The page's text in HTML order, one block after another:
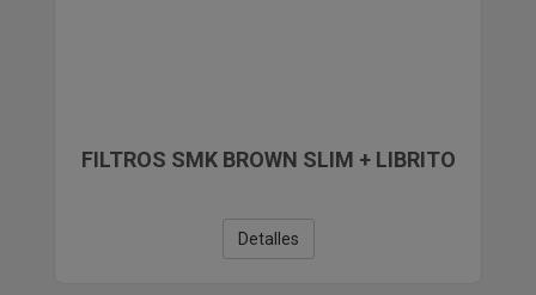
FILTROS SMK BROWN SLIM + LIBRITO
Detalles